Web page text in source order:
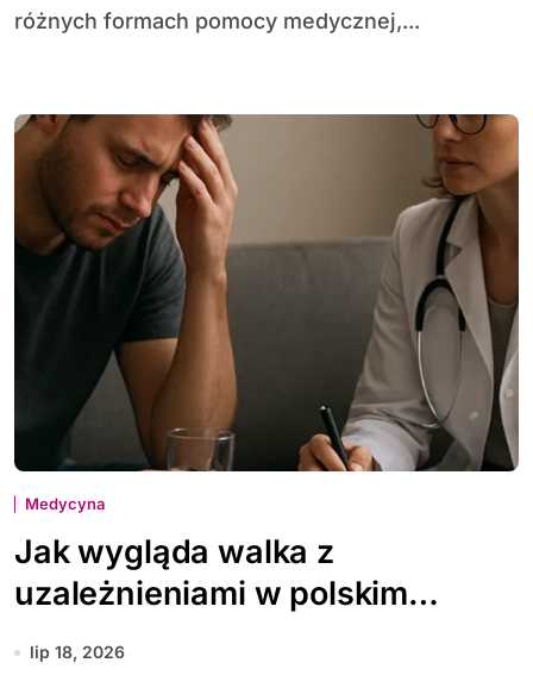
różnych formach pomocy medycznej,...
Medycyna
Jak wygląda walka z
uzależnieniami w polskim
systemie zdrowia
lip 18, 2026